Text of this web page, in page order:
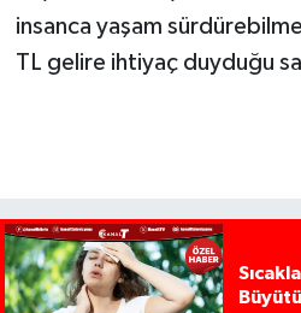
insanca yaşam
TL gelire ihtiyaç duyduğu